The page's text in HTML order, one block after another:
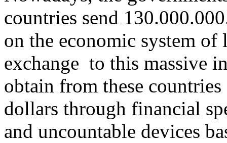
countries send
on the economic system of
exchange to this massive
obtain from these
dollars through financial
and uncountable devices